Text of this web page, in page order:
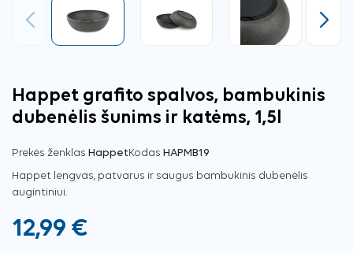
Ankstesnis Tęsti
Happet grafito spalvos, bambukinis
dubenėlis šunims ir katėms, 1,5l
Prekės ženklas HappetKodas HAPMB19
Happet lengvas, patvarus ir saugus bambukinis dubenėlis
augintiniui.
12,99 €